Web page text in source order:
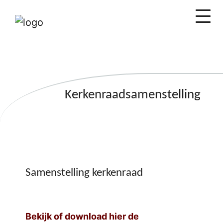
Kerkenraadsamenstelling
Samenstelling kerkenraad
Bekijk of download hier de